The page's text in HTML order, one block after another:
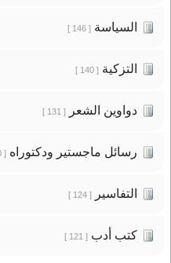
السياسة[ 146 ]
التزكية[ 140 ]
دواوين الشعر[ 131 ]
رسائل ماجستير ودكتوراه[ 130 ]
التفاسير[ 124 ]
كتب أدب[ 121 ]